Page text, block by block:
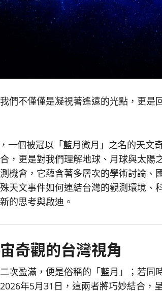
我們不僅僅是凝視著遙遠的光點，更
一個被冠以「藍月微月」之名的天文
，更是對我們理解地球、月球與太陽
機會，它蘊含著多層次的學術討論、
天文事件如何連結台灣的觀測環境、
的思考與啟迪。
奇觀的台灣視角
次盈滿，便是俗稱的「藍月」；若
年5月31日，這兩者將巧妙結合，